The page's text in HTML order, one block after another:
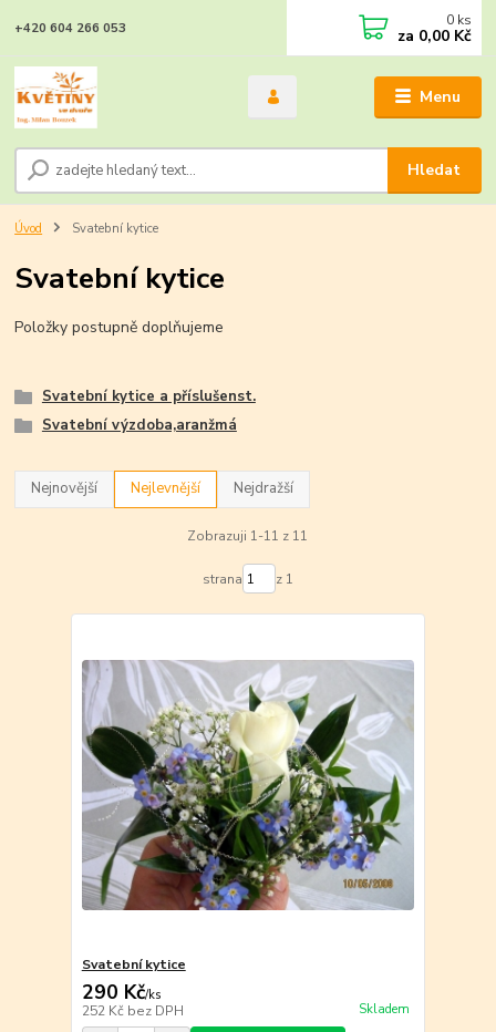
Menu
Hledat
+420 604 266 053 0 ks
za 0,00 Kč
Úvod Svatební kytice
Svatební kytice
Položky postupně doplňujeme
Svatební kytice a příslušenst.
Svatební výzdoba,aranžmá
Nejnovější Nejlevnější Nejdražší
Zobrazuji 1-11 z 11
strana z 1
Svatební kytice
290 Kč/ks
252 Kč bez DPH Skladem